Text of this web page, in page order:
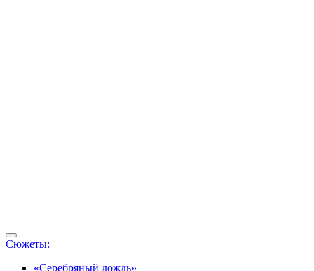
Сюжеты:
«Серебряный дождь»